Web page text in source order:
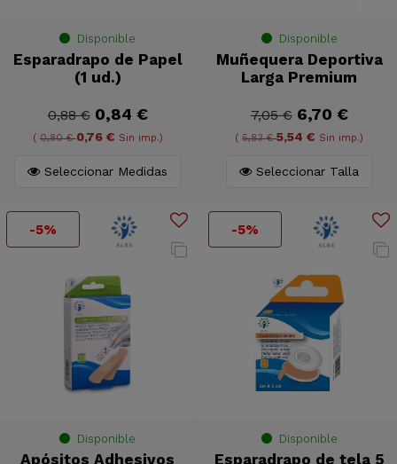
Disponible
Esparadrapo de Papel
(1 ud.)
0,88 € 0,84 €
(0,80 €0,76 € Sin imp.)
Seleccionar Medidas
Disponible
Muñequera Deportiva
Larga Premium
7,05 € 6,70 €
(5,83 €5,54 € Sin imp.)
Seleccionar Talla
-5%
Disponible
Apósitos Adhesivos
-5%
Disponible
Esparadrapo de tela 5